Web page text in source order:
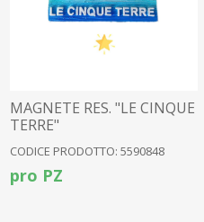
MAGNETE RES. "LE CINQUE
TERRE"
CODICE PRODOTTO: 5590848
pro PZ